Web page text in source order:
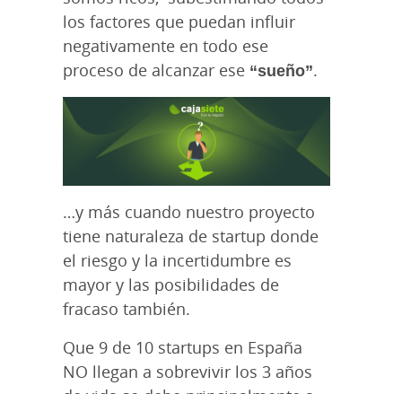
los factores que puedan influir
negativamente en todo ese
proceso de alcanzar ese “sueño”.
…y más cuando nuestro proyecto
tiene naturaleza de startup donde
el riesgo y la incertidumbre es
mayor y las posibilidades de
fracaso también.
Que 9 de 10 startups en España
NO llegan a sobrevivir los 3 años